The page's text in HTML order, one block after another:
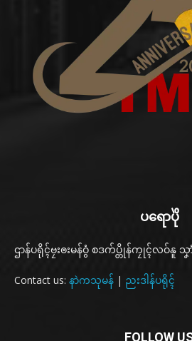
ပရောပိုဲ
ဌာန်ပရိုၚ်ဗၠးၜးမန်ဝွံ စဒက်ပ္တိုန်ကၠုၚ်လဝ်နူ သၞ
Contact us: နာဲကသုမန် | ညးဒါန်ပရိုၚ်
FOLLOW